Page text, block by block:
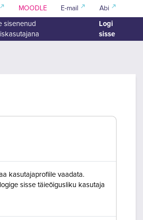
MOODLE E-mail Abi
sisenenud
Logi
sisse
kasutajaprofiile vaadata.
sisse täieõigusliku kasutaja